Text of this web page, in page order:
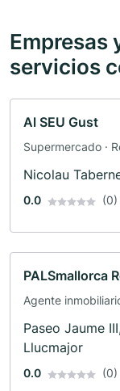
Empresas
servicios
Al SEU Gust
Supermercado ·
Nicolau
0.0 (0)
PALSmallorca
Agente
Paseo Jaume
Llucmajor
0.0 (0)